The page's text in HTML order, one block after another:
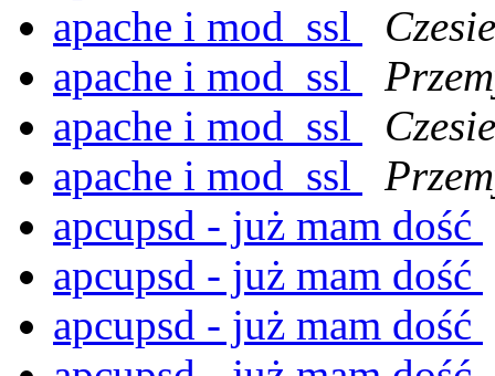
apache i mod_ssl
apache i mod_ssl
apache i mod_ssl
apache i mod_ssl
apcupsd - już mam dość
apcupsd - już mam dość
apcupsd - już mam dość